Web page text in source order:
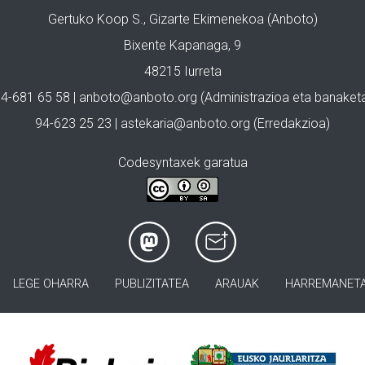
Gertuko Koop S., Gizarte Ekimenekoa (Anboto)
Bixente Kapanaga, 9
48215 Iurreta
681 65 58 | anboto@anboto.org (Administrazioa eta
94-623 25 23 | astekaria@anboto.org (Erredakzioa)
Codesyntaxek garatua
LEGE OHARRA PUBLIZITATEA ARAUAK